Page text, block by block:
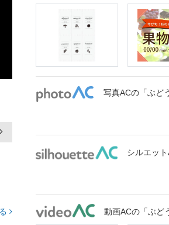
写真ACの「ぶど
シルエッ
動画ACの「ぶど